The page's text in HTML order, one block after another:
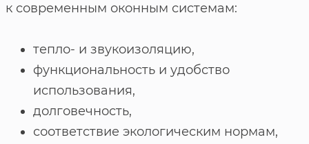
к современным оконным системам:
тепло- и звукоизоляцию,
функциональность и удобство
использования,
долговечность,
соответствие экологическим нормам,